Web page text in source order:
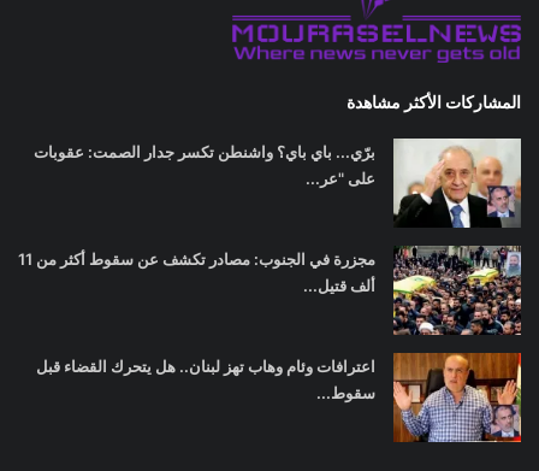
المشاركات الأكثر مشاهدة
برّي... باي باي؟ واشنطن تكسر جدار الصمت: عقوبات
على "عر...
مجزرة في الجنوب: مصادر تكشف عن سقوط أكثر من 11
ألف قتيل...
اعترافات وئام وهاب تهز لبنان.. هل يتحرك القضاء قبل
سقوط...